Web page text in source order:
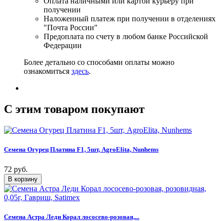
получении
Наложенный платеж при получении в отделениях
"Почта России"
Предоплата по счету в любом банке Российской
Федерации
Более детально со способами оплаты можно
ознакомиться здесь.
C этим товаром покупают
Семена Огурец Платина F1, 5шт, AgroElita, Nunhems
72 руб.
Семена Астра Леди Корал лососево-розовая,...